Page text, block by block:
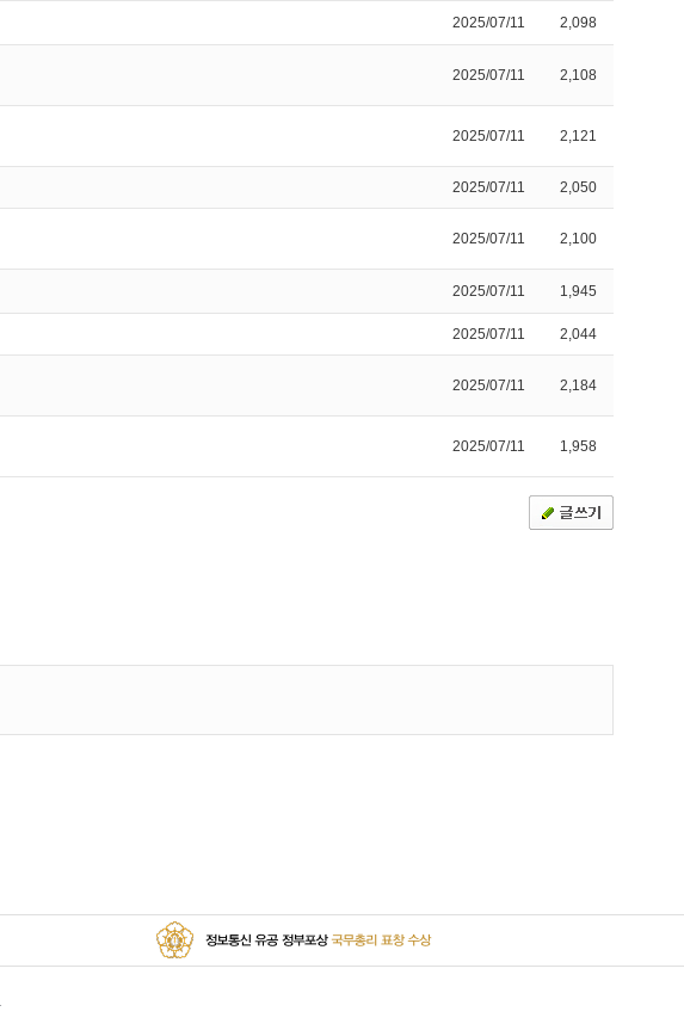
2025/07/11 2,098
2025/07/11 2,108
2025/07/11 2,121
2025/07/11 2,050
2025/07/11 2,100
2025/07/11 1,945
2025/07/11 2,044
2025/07/11 2,184
2025/07/11 1,958